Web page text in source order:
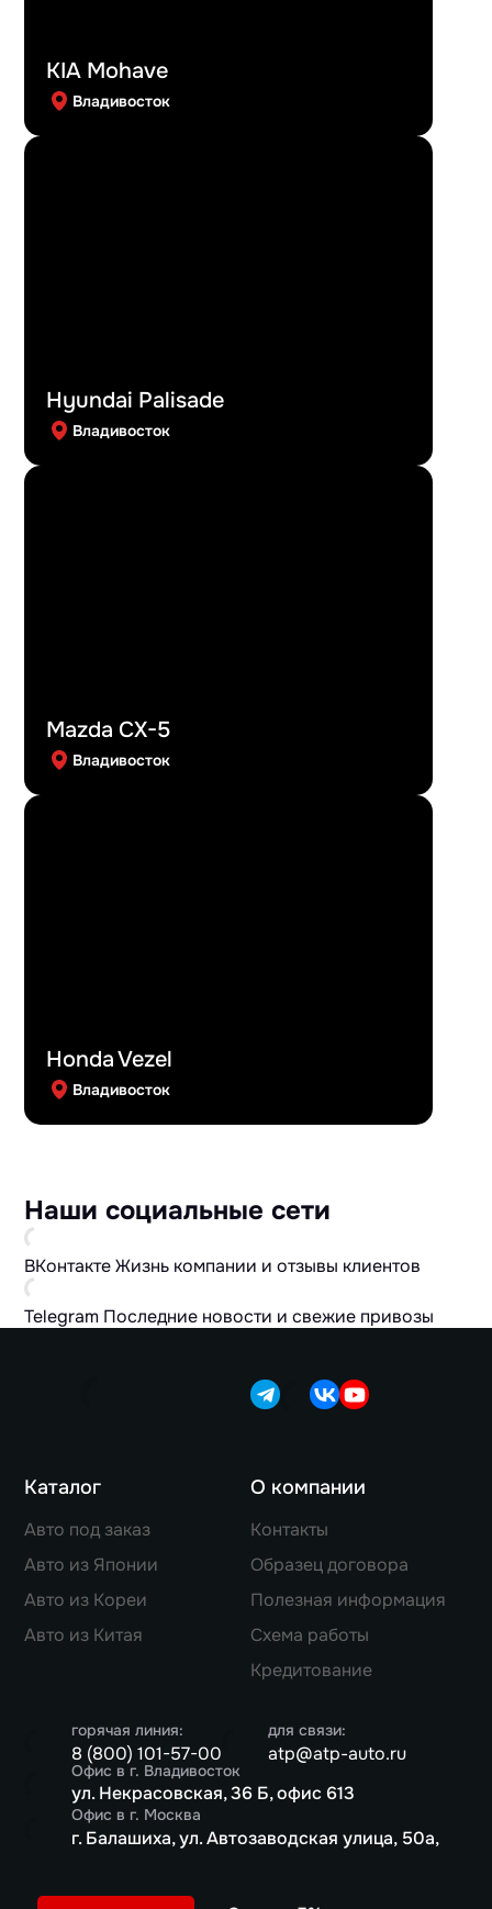
KIA Mohave
Владивосток
Hyundai Palisade
Владивосток
Mazda CX-5
Владивосток
Honda Vezel
Владивосток
Наши социальные сети
ВКонтактеЖизнь компании и отзывы клиентов
Telegram Последние новости и свежие привозы
Каталог
Авто под заказ
Авто из Японии
Авто из Кореи
Авто из Китая
О компании
Контакты
Образец договора
Полезная информация
Схема работы
Кредитование
горячая линия:
8 (800) 101-57-00
для связи:
atp@atp-auto.ru
Офис в г. Владивосток
ул. Некрасовская, 36 Б, офис 613
Офис в г. Москва
г. Балашиха, ул. Автозаводская улица, 50а,